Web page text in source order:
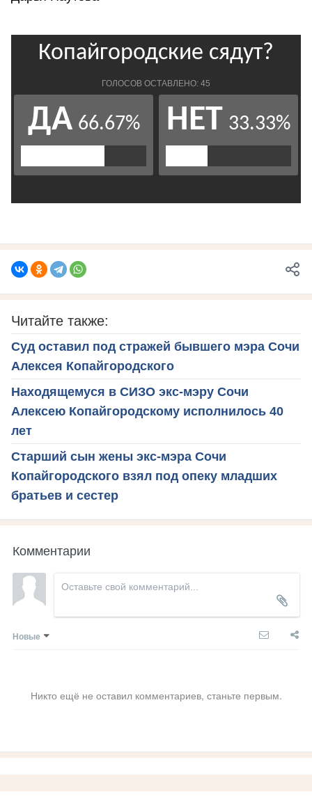
Читайте также:
Суд оставил под стражей бывшего мэра Сочи
Алексея Копайгородского
Находящемуся в СИЗО экс-мэру Сочи
Алексею Копайгородскому исполнилось 40
лет
Старший сын жены экс-мэра Сочи
Копайгородского взял под опеку младших
братьев и сестер
Комментарии
Новые
Никто ещё не оставил комментариев, станьте первым.